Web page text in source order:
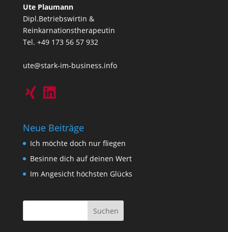
Ute Plaumann
Dipl.Betriebswirtin &
Reinkarnationstherapeutin
Tel. +49 173 56 57 932
ute@stark-im-business.info
Neue Beiträge
Ich möchte doch nur fliegen
Besinne dich auf deinen Wert
Im Angesicht höchsten Glücks